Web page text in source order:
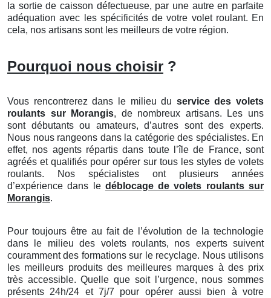
la sortie de caisson défectueuse, par une autre en parfaite
adéquation avec les spécificités de votre volet roulant. En
cela, nos artisans sont les meilleurs de votre région.
Pourquoi nous choisir ?
Vous rencontrerez dans le milieu du service des volets
roulants sur Morangis, de nombreux artisans. Les uns
sont débutants ou amateurs, d’autres sont des experts.
Nous nous rangeons dans la catégorie des spécialistes. En
effet, nos agents répartis dans toute l’île de France, sont
agréés et qualifiés pour opérer sur tous les styles de volets
roulants. Nos spécialistes ont plusieurs années
d’expérience dans le déblocage de volets roulants sur
Morangis.
Pour toujours être au fait de l’évolution de la technologie
dans le milieu des volets roulants, nos experts suivent
couramment des formations sur le recyclage. Nous utilisons
les meilleurs produits des meilleures marques à des prix
très accessible. Quelle que soit l’urgence, nous sommes
présents 24h/24 et 7j/7 pour opérer aussi bien à votre